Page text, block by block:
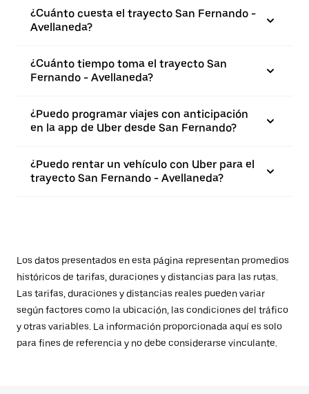
¿Cuánto cuesta el trayecto San Fernando -
Avellaneda?
¿Cuánto tiempo toma el trayecto San
Fernando - Avellaneda?
¿Puedo programar viajes con anticipación
en la app de Uber desde San Fernando?
¿Puedo rentar un vehículo con Uber para el
trayecto San Fernando - Avellaneda?
Los datos presentados en esta página representan promedios
históricos de tarifas, duraciones y distancias para las rutas.
Las tarifas, duraciones y distancias reales pueden variar
según factores como la ubicación, las condiciones del tráfico
y otras variables. La información proporcionada aquí es solo
para fines de referencia y no debe considerarse vinculante.